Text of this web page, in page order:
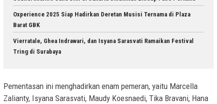
Oxperience 2025 Siap Hadirkan Deretan Musisi Ternama di Plaza
Barat GBK
Vierratale, Ghea Indrawari, dan Isyana Sarasvati Ramaikan Festival
Tring di Surabaya
Pementasan ini menghadirkan enam pemeran, yaitu Marcella
Zalianty, Isyana Sarasvati, Maudy Koesnaedi, Tika Bravani, Hana